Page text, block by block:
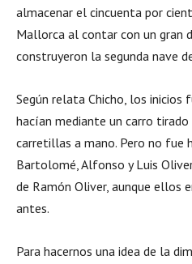
almacenar el cincuenta por
Mallorca al contar con un gran
construyeron la segunda nave
Según relata Chicho, los inicios
hacían mediante un carro
carretillas a mano. Pero no fue
Bartolomé, Alfonso y Luis
de Ramón Oliver, aunque ellos
antes.
Para hacernos una idea de la